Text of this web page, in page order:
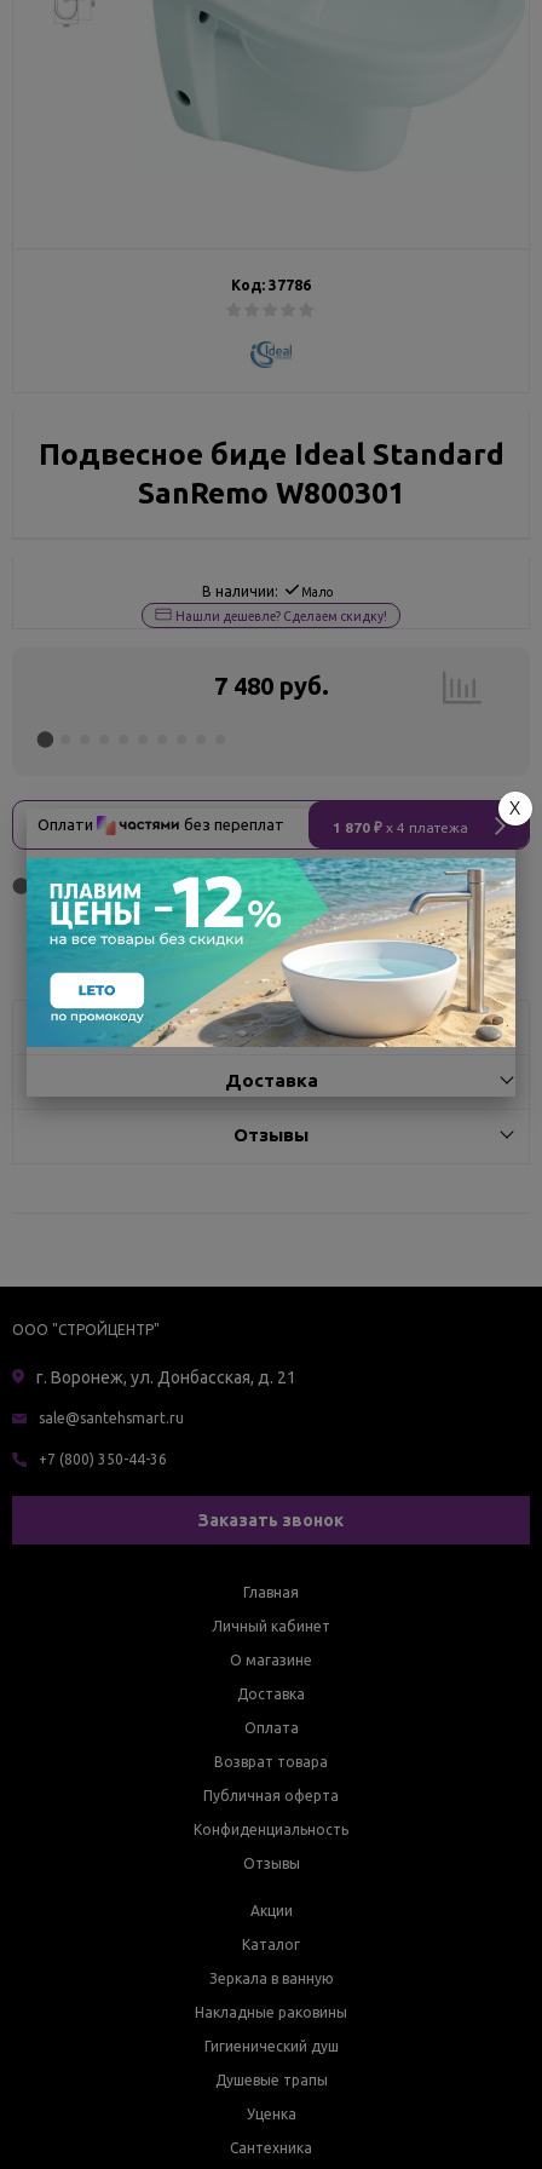
Код: 37786
Подвесное биде Ideal Standard
SanRemo W800301
В наличии: Мало
Нашли дешевле? Сделаем скидку!
7 480 руб.
Оплати без переплат 1 870 ₽ x 4 платежа
Поделиться
Характеристики
Доставка
Отзывы
ООО "СТРОЙЦЕНТР"
г. Воронеж, ул. Донбасская, д. 21
sale@santehsmart.ru
+7 (800) 350-44-36
Заказать звонок
Главная
Личный кабинет
О магазине
Доставка
Оплата
Возврат товара
Публичная оферта
Конфиденциальность
Отзывы
Акции
Каталог
Зеркала в ванную
Накладные раковины
Гигиенический душ
Душевые трапы
Уценка
Сантехника
X